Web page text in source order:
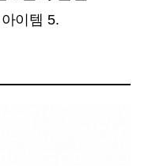
이템 5.